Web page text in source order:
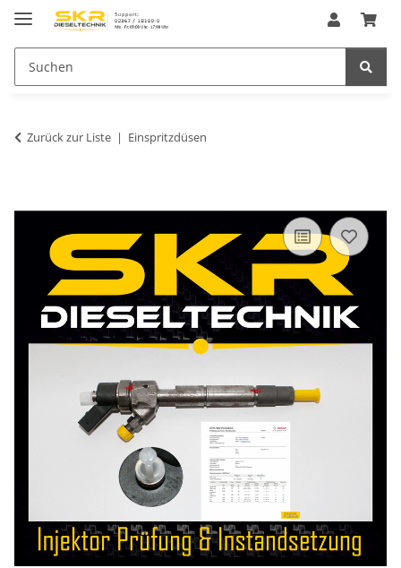
Zurück zur Liste Einspritzdüsen